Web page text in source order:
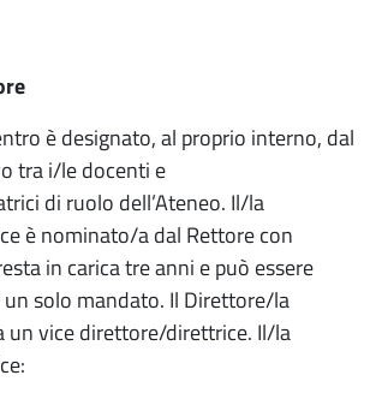
è designato, al proprio interno, dal
tra i/le docenti e
di ruolo dell’Ateneo. Il/la
è nominato/a dal Rettore con
in carica tre anni e può essere
solo mandato. Il Direttore/la
un vice direttore/direttrice. Il/la